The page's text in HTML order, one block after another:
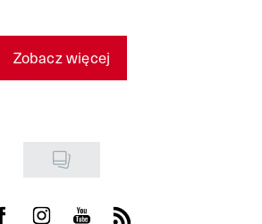
Zobacz więcej
us on Facebook
Visit us on Instagram
Visit us on Youtube
Visit us on Rss